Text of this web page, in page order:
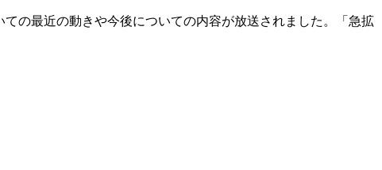
の最近の動きや今後についての内容が放送されました。「急拡